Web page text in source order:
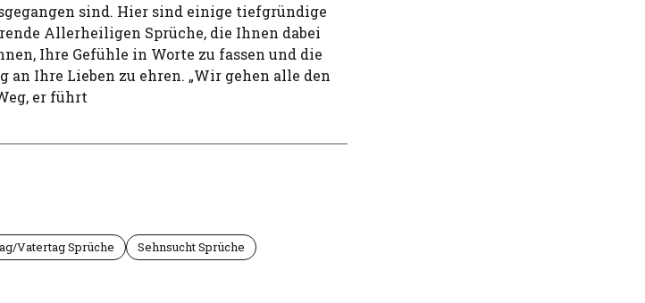
sind. Hier sind einige tiefgründige
Allerheiligen Sprüche, die Ihnen dabei
Ihre Gefühle in Worte zu fassen und die
an Ihre Lieben zu ehren. „Wir gehen alle den
er führt
Vatertag Sprüche
Sehnsucht Sprüche